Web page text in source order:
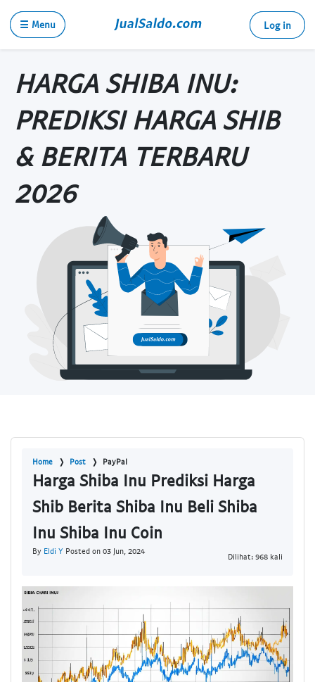
☰ Menu Log in
HARGA SHIBA INU:
PREDIKSI HARGA SHIB
& BERITA TERBARU
2026
Home Post PayPal
Harga Shiba Inu Prediksi Harga
Shib Berita Shiba Inu Beli Shiba
Inu Shiba Inu Coin
By Eldi Y Posted on 03 Jun, 2024
Dilihat: 968 kali